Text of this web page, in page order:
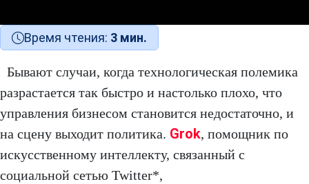
Время чтения: 3 мин.
Бывают случаи, когда технологическая полемика
разрастается так быстро и настолько плохо, что
управления бизнесом становится недостаточно, и
на сцену выходит политика. Grok, помощник по
искусственному интеллекту, связанный с
социальной сетью Twitter*,